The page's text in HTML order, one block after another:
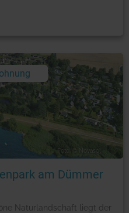
Foto: © Novasol
am Dümmer
Naturlandschaft liegt der